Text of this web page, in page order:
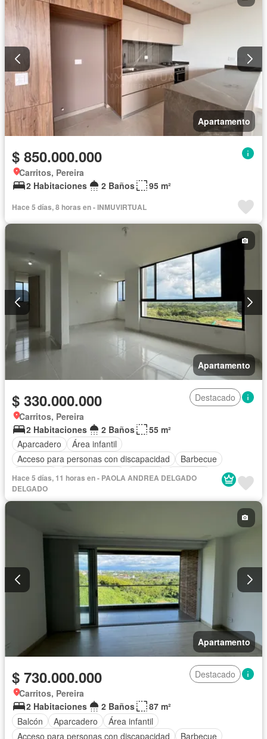
Apartamento
$ 850.000.000
Carritos, Pereira
2 Habitaciones
2 Baños 95 m²
Hace 5 días, 8 horas en - INMUVIRTUAL
Apartamento
$ 330.000.000
Destacado
Carritos, Pereira
2 Habitaciones
2 Baños
55 m²
Aparcadero
Área infantil
Acceso para personas con discapacidad
Barbecue
Gimnasio
Cocina integral Internet
Ascensor
Gas natural
Piscina
Agua
Hace 5 días, 11 horas en - PAOLA ANDREA DELGADO
DELGADO
Apartamento
$ 730.000.000
Destacado
Carritos, Pereira
2 Habitaciones
2 Baños
87 m²
Balcón
Aparcadero
Área infantil
Acceso para personas con discapacidad
Barbecue